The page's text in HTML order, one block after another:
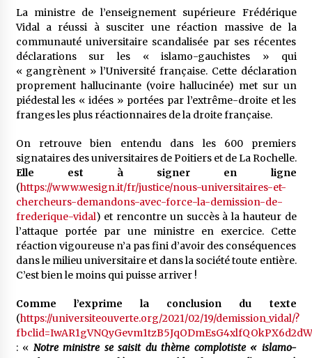
La ministre de l’enseignement supérieure Frédérique
Vidal a réussi à susciter une réaction massive de la
communauté universitaire scandalisée par ses récentes
déclarations sur les « islamo-gauchistes » qui
« gangrènent » l’Université française. Cette déclaration
proprement hallucinante (voire hallucinée) met sur un
piédestal les « idées » portées par l’extrême-droite et les
franges les plus réactionnaires de la droite française.
On retrouve bien entendu dans les 600 premiers
signataires des universitaires de Poitiers et de La Rochelle.
Elle est à signer en ligne
(https://www.wesign.it/fr/justice/nous-universitaires-et-
chercheurs-demandons-avec-force-la-demission-de-
frederique-vidal) et rencontre un succès à la hauteur de
l’attaque portée par une ministre en exercice. Cette
réaction vigoureuse n’a pas fini d’avoir des conséquences
dans le milieu universitaire et dans la société toute entière.
C’est bien le moins qui puisse arriver !
Comme l’exprime la conclusion du texte
(https://universiteouverte.org/2021/02/19/demission_vidal/?
: « Notre ministre se saisit du thème complotiste « islamo-